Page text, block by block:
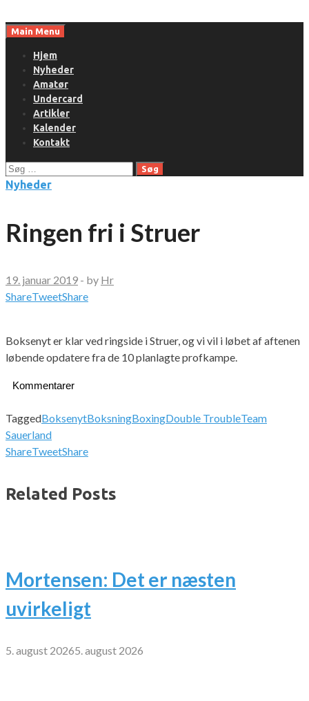
toMain Menu
Hjem
Nyheder
Amatør
Undercard
Artikler
Kalender
Kontakt
Søg
efter:
Nyheder
Ringen fri i Struer
19. januar 2019 - by Hr
ShareTweetShare
Boksenyt er klar ved ringside i Struer, og vi vil i løbet af aftenen
løbende opdatere fra de 10 planlagte profkampe.
Kommentarer
TaggedBoksenytBoksningBoxingDouble TroubleTeam
Sauerland
ShareTweetShare
Related Posts
Mortensen: Det er næsten
uvirkeligt
5. august 20265. august 2026